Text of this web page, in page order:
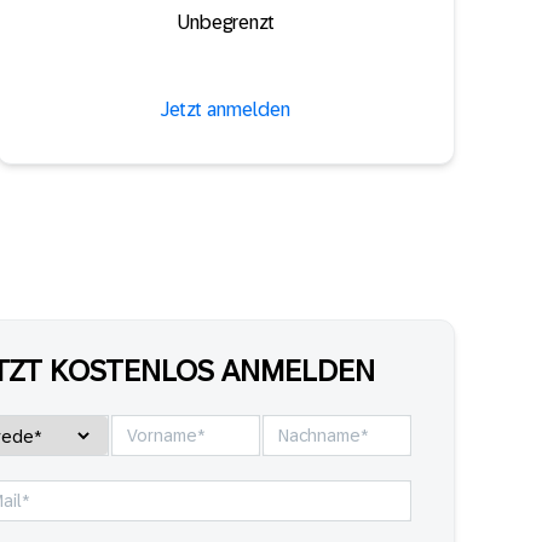
Unbegrenzt
Jetzt anmelden
KOSTENLOS ANMELDEN